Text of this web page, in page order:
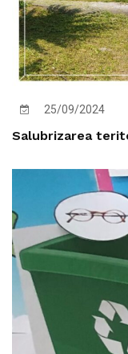
25/09/2024
Salubrizarea